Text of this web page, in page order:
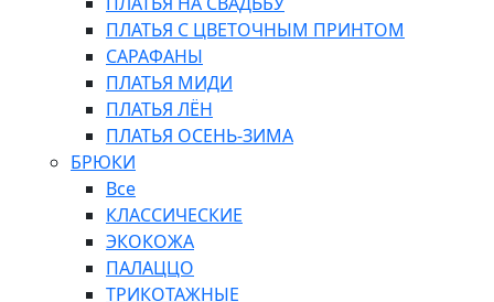
ПЛАТЬЯ С ЦВЕТОЧНЫМ ПРИНТОМ
САРАФАНЫ
ПЛАТЬЯ МИДИ
ПЛАТЬЯ ЛЁН
ПЛАТЬЯ ОСЕНЬ-ЗИМА
БРЮКИ
Все
КЛАССИЧЕСКИЕ
ЭКОКОЖА
ПАЛАЦЦО
ТРИКОТАЖНЫЕ